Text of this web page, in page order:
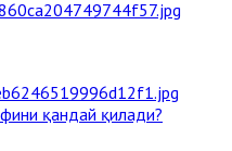
қандай қилади?